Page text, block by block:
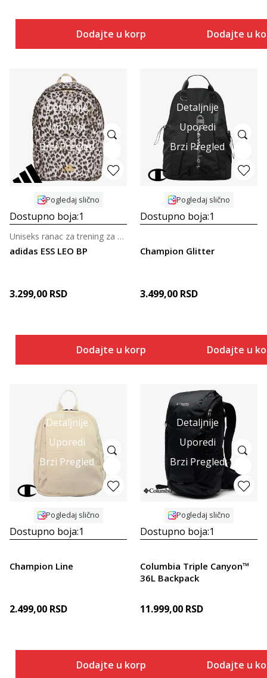
Dodajte u korpu Dodajte u
Detaljnije
Uporedi
Brzi Pregled
Pogledaj slično
Dostupno boja:1
adidas ESS LEO BP
Uniseks ranac za trening za odrasle
3.299,00 RSD
Dodajte u korpu
Detaljnije
Uporedi
Brzi Pregled
Pogledaj slično
Dostupno boja:1
Champion Glitter
3.499,00 RSD
Dodajte u
Detaljnije
Uporedi
Brzi Pregled
Pogledaj slično
Dostupno boja:1
Champion Line
2.499,00 RSD
Dodajte u korpu
Detaljnije
Uporedi
Brzi Pregled
Pogledaj slično
Dostupno boja:1
Columbia Triple Canyon™
36L Backpack
11.999,00 RSD
Dodajte u